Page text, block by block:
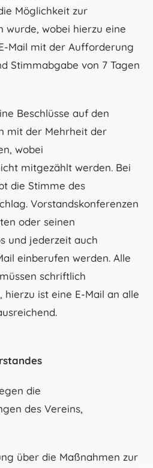
Möglichkeit zur
wurde, wobei hierzu eine
Mail mit der Aufforderung
Stimmabgabe von 7 Tagen
Beschlüsse auf den
mit der Mehrheit der
wobei
mitgezählt werden. Bei
die Stimme des
Vorstandskonferenzen
oder seinen
und jederzeit auch
einberufen werden. Alle
schriftlich
ist eine E-Mail an alle
die
des Vereins,
über die Maßnahmen zur